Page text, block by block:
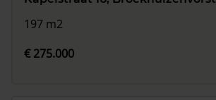
197 m2
€ 275.000